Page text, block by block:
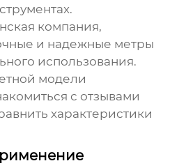
компания,
и надежные метры
использования.
модели
с отзывами
характеристики